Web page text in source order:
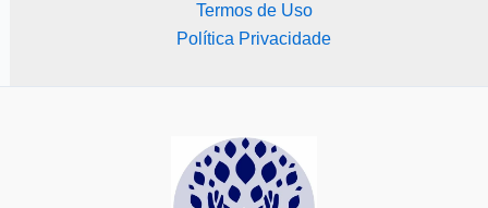
Termos de Uso
Política Privacidade